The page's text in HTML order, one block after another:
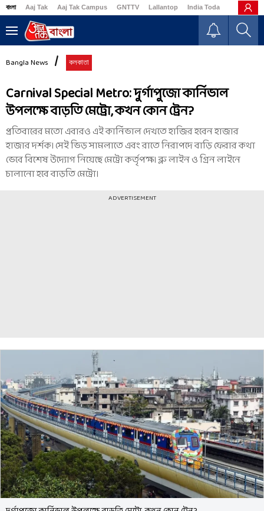
বাংলা Aaj Tak Aaj Tak Campus GNTTV Lallantop India Today Business
Bangla News কলকাতা
Carnival Special Metro: দুর্গাপুজো কার্নিভাল
উপলক্ষে বাড়তি মেট্রো, কখন কোন ট্রেন?
প্রতিবারের মতো এবারও এই কার্নিভাল দেখতে হাজির হবেন হাজার
হাজার দর্শক। সেই ভিড় সামলাতে এবং রাতে নিরাপদে বাড়ি ফেরার কথা
ভেবে বিশেষ উদ্যোগ নিয়েছে মেট্রো কর্তৃপক্ষ। ব্লু লাইন ও গ্রিন লাইনে
চালানো হবে বাড়তি মেট্রো।
ADVERTISEMENT